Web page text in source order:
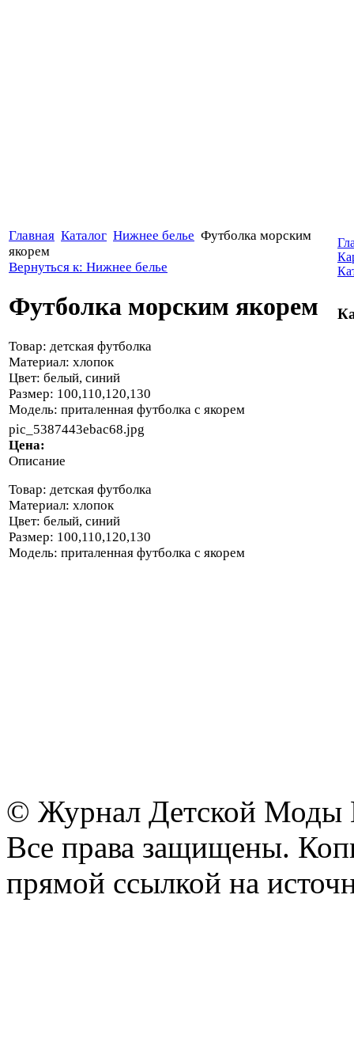
Главная Каталог Нижнее белье Футболка морским
якорем
Вернуться к: Нижнее белье
Футболка морским якорем
Товар: детская футболка
Материал: хлопок
Цвет: белый, синий
Размер: 100,110,120,130
Модель: приталенная футболка с якорем
pic_5387443ebac68.jpg
Цена:
Описание
Товар: детская футболка
Материал: хлопок
Цвет: белый, синий
Размер: 100,110,120,130
Модель: приталенная футболка с якорем
© Журнал Детской Моды
Все права защищены.
прямой ссылкой на